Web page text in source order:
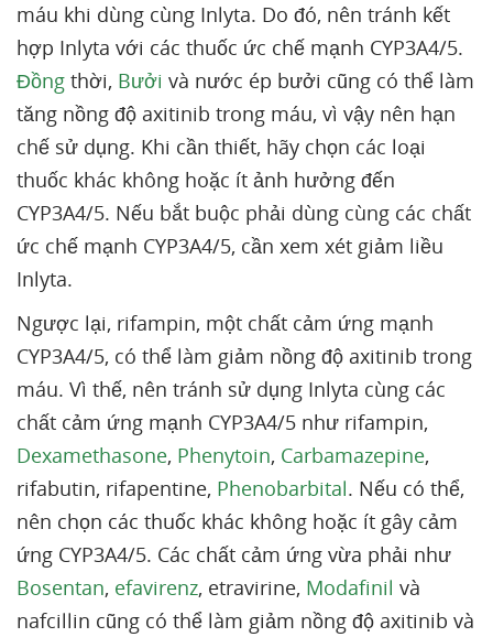
máu khi dùng cùng Inlyta. Do đó, nên tránh kết
hợp Inlyta với các thuốc ức chế mạnh CYP3A4/5.
Đồng thời, Bưởi và nước ép bưởi cũng có thể làm
tăng nồng độ axitinib trong máu, vì vậy nên hạn
chế sử dụng. Khi cần thiết, hãy chọn các loại
thuốc khác không hoặc ít ảnh hưởng đến
CYP3A4/5. Nếu bắt buộc phải dùng cùng các chất
ức chế mạnh CYP3A4/5, cần xem xét giảm liều
Inlyta.
Ngược lại, rifampin, một chất cảm ứng mạnh
CYP3A4/5, có thể làm giảm nồng độ axitinib trong
máu. Vì thế, nên tránh sử dụng Inlyta cùng các
chất cảm ứng mạnh CYP3A4/5 như rifampin,
Dexamethasone, Phenytoin, Carbamazepine,
rifabutin, rifapentine, Phenobarbital. Nếu có thể,
nên chọn các thuốc khác không hoặc ít gây cảm
ứng CYP3A4/5. Các chất cảm ứng vừa phải như
Bosentan, efavirenz, etravirine, Modafinil và
nafcillin cũng có thể làm giảm nồng độ axitinib và